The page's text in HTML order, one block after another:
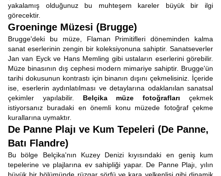
yakalamış olduğunuz bu muhteşem kareler büyük bir ilgi
görecektir.
Groeninge Müzesi (Brugge)
Brugge'deki bu müze, Flaman Primitifleri döneminden kalma
sanat eserlerinin zengin bir koleksiyonuna sahiptir. Sanatseverler
Jan van Eyck ve Hans Memling gibi ustaların eserlerini görebilir.
Müze binasının dış cephesi modern mimariye sahiptir. Brugge'ün
tarihi dokusunun kontrastı için binanın dışını çekmelisiniz. İçeride
ise, eserlerin aydınlatılması ve detaylarına odaklanılan sanatsal
çekimler yapılabilir. Belçika müze fotoğrafları çekmek
istiyorsanız buradaki en önemli konu müzede fotoğraf çekme
kurallarına uymaktır.
De Panne Plajı ve Kum Tepeleri (De Panne,
Batı Flandre)
Bu bölge Belçika'nın Kuzey Denizi kıyısındaki en geniş kum
tepelerine ve plajlarına ev sahipliği yapar. De Panne Plajı, yılın